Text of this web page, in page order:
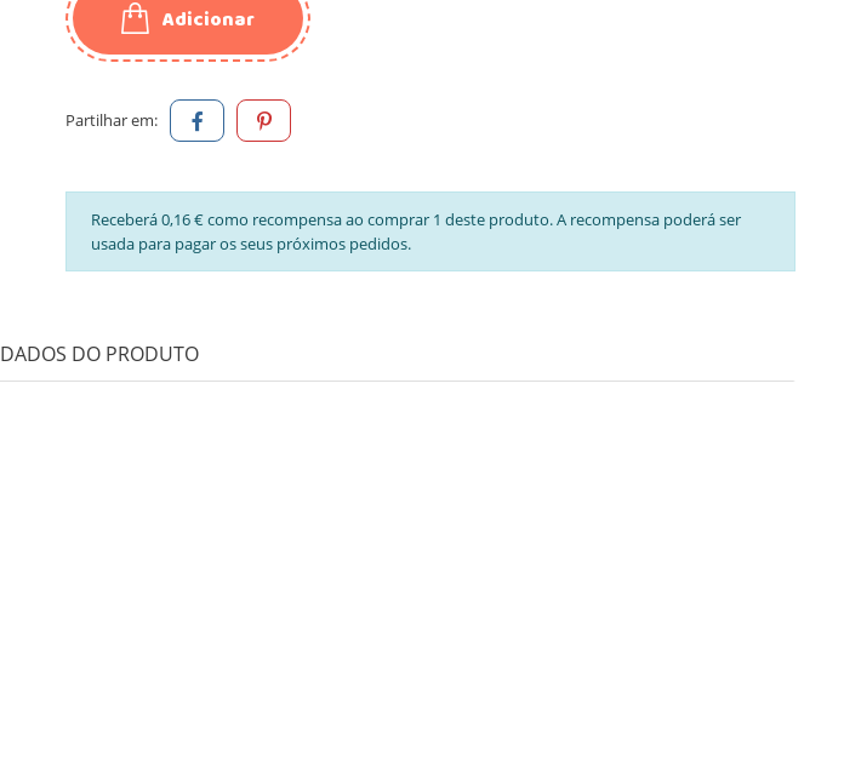
Adicionar
Partilhar em:
Receberá 0,16 € como recompensa ao comprar 1 deste produto. A recompensa poderá ser
usada para pagar os seus próximos pedidos.
DADOS DO PRODUTO